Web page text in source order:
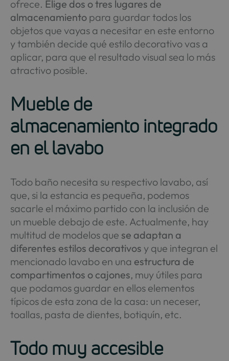
ofrece. Elige dos o tres lugares de
almacenamientopara guardar todos los
objetos que vayas a necesitar en este entorno
y también decide qué estilo decorativo vas a
aplicar, para que el resultado visual sea lo más
atractivo posible.
Mueble de
almacenamiento integrado
en el lavabo
Todo baño necesita su respectivo lavabo, así
que, si la estancia es pequeña, podemos
sacarle el máximo partido con la inclusión de
un mueble debajo de este. Actualmente, hay
multitud de modelos que se adaptan a
diferentes estilos decorativos y que integran el
mencionado lavabo en una estructura de
compartimentos o cajones, muy útiles para
que podamos guardar en ellos elementos
típicos de esta zona de la casa: un neceser,
toallas, pasta de dientes, botiquín, etc.
Todo muy accesible